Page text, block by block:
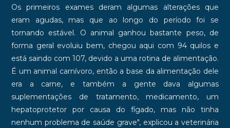
Os primeiros exames deram algumas alterações que
eram agudas, mas que ao longo do período foi se
tornando estável. O animal ganhou bastante peso, de
forma geral evoluiu bem, chegou aqui com 94 quilos e
está saindo com 107, devido a uma rotina de alimentação.
É um animal carnívoro, então a base da alimentação dele
era a carne, e também a gente dava algumas
suplementações de tratamento, medicamento, um
hepatoprotetor por causa do fígado, mas não tinha
nenhum problema de saúde grave", explicou a veterinária